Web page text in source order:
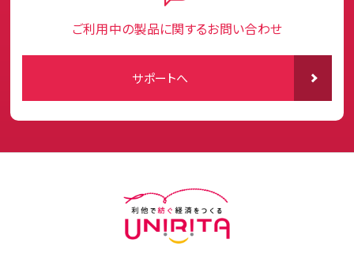
ご利用中の製品に関するお問い合わせ
サポートへ